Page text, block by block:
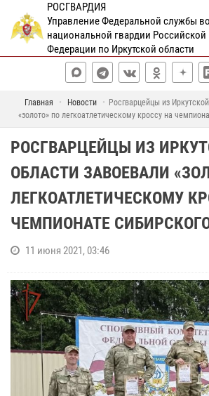
РОСГВАРДИЯ
Управление Федеральной службы
национальной гвардии Российской
Федерации по Иркутской области
Главная Новости
Росгварцейцы из
«золото» по легкоатлетическому кроссу на
РОСГВАРЦЕЙЦЫ ИЗ
ОБЛАСТИ ЗАВОЕВАЛИ
ЛЕГКОАТЛЕТИЧЕСКОМУ
ЧЕМПИОНАТЕ
11 июня 2021, 03:46